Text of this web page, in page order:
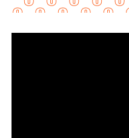
Este arresto reactiva el
2011y presentó su